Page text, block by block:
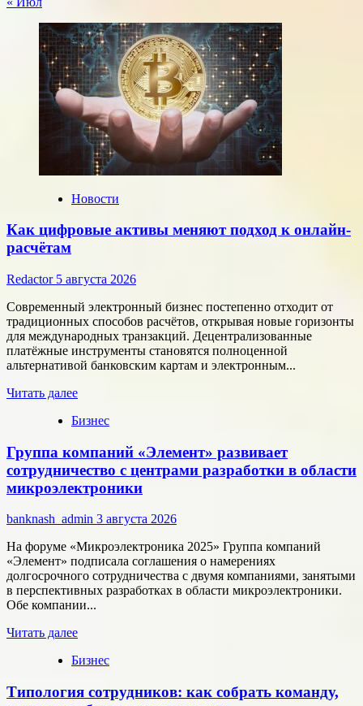
Новости
Как цифровые активы меняют подход к онлайн-
расчётам
Redactor 5 августа 2026
Современный электронный бизнес постепенно отходит от
традиционных способов расчётов, открывая новые горизонты
для международных транзакций. Децентрализованные
платёжные инструменты становятся полноценной
альтернативой банковским картам и электронным...
Читать далееПрочитать
о
цифровые
активы
меняют
подход
онлайн-
Бизнес
Группа компаний «Элемент» развивает
сотрудничество с центрами разработки в области
микроэлектроники
banknash_admin 3 августа 2026
На форуме «Микроэлектроника 2025» Группа компаний
«Элемент» подписала соглашения о намерениях
долгосрочного сотрудничества с двумя компаниями, занятыми
в перспективных разработках в области микроэлектроники.
Обе компании...
Читать далееПрочитать
о
компаний
Бизнес
Типология сотрудников: как собрать команду,